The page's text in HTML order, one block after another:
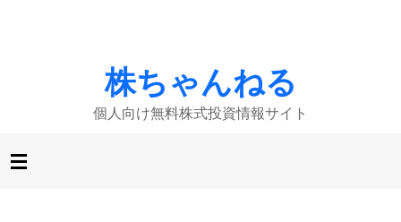
株ちゃんねる
個人向け無料株式投資情報サイト